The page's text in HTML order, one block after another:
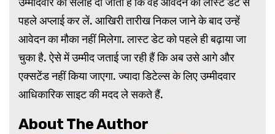
पहले अप्लाई कर लें. आखिरी तारीख निकल जाने के बाद उन्हें
आवेदन का मौका नहीं मिलेगा. लास्ट डेट को पहले ही बढ़ाया जा
चुका है. ऐसे में उम्मीद जताई जा रही हैं कि अब उसे आगे और
एक्सटेंड नहीं किया जाएगा. ज्यादा डिटेल्स के लिए उम्मीदवार
आधिकारिक साइट की मदद ले सकते हैं.
About The Author